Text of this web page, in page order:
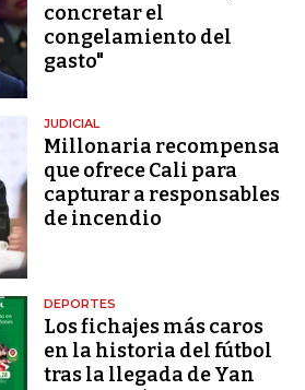
concretar el
congelamiento del
gasto"
JUDICIAL
Millonaria recompensa
que ofrece Cali para
capturar a responsables
de incendio
DEPORTES
Los fichajes más caros
en la historia del fútbol
tras la llegada de Yan